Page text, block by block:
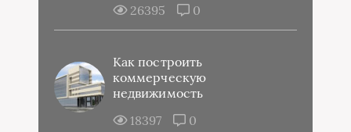
26395 0
Как построить
коммерческую
недвижимость
18397
0